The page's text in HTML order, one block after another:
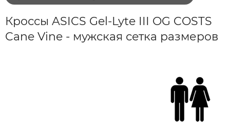
Кроссы ASICS Gel-Lyte III OG COSTS
Cane Vine - мужская сетка размеров